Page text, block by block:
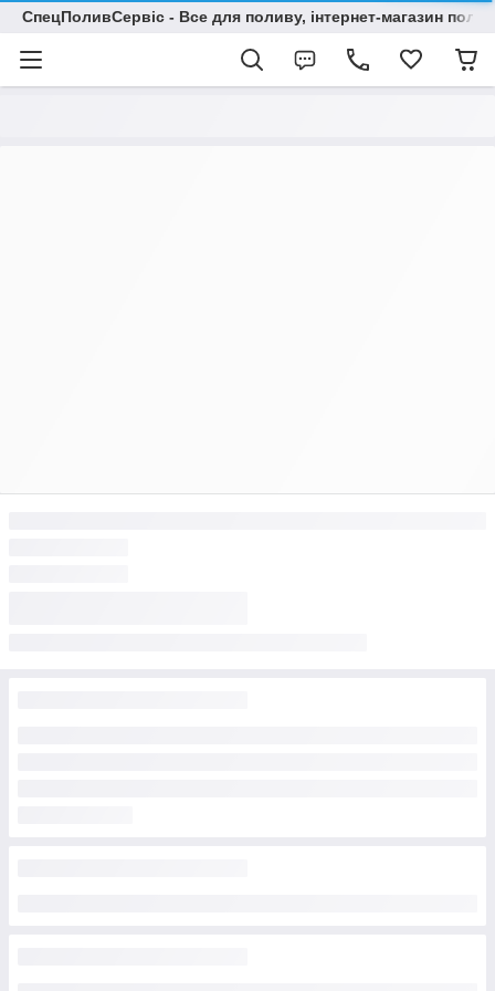
СпецПоливСервіс - Все для поливу, інтернет-магазин